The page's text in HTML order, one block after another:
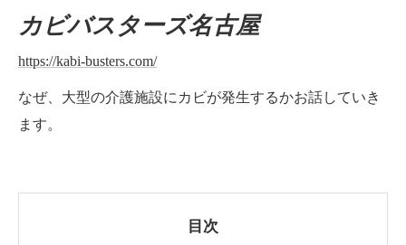
カビバスターズ名古屋
https://kabi-busters.com/
なぜ、大型の介護施設にカビが発生するかお話していき
ます。
目次